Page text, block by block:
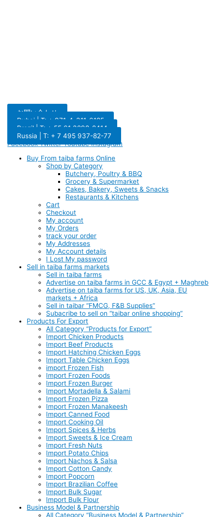
お問い合わせ
Dubai | T: + 971-4-311-6185
Brazil | T: + 55 61 3298-8414
Russia | T: + 7 495 937-82-77
Facebook Twitter Youtube Instagram
Buy From taiba farms Online
Shop by Category
Butchery, Poultry & BBQ
Grocery & Supermarket
Cakes, Bakery, Sweets & Snacks
Restaurants & Kitchens
Cart
Checkout
My account
My Orders
track your order
My Addresses
My Account details
I Lost My password
Sell in taiba farms markets
Sell in taiba farms
Advertise on taiba farms in GCC & Egypt + Maghreb
Advertise on taiba farms for US, UK, Asia, EU
markets + Africa
Sell in taibar “FMCG, F&B Supplies”
Subacribe to sell on “taibar online shopping”
Products For Export
All Category “Products for Export”
Import Chicken Products
Import Beef Products
Import Hatching Chicken Eggs
Import Table Chicken Eggs
import Frozen Fish
Import Frozen Foods
Import Frozen Burger
Import Mortadella & Salami
Import Frozen Pizza
Import Frozen Manakeesh
Import Canned Food
Import Cooking Oil
Import Spices & Herbs
Import Sweets & Ice Cream
Import Fresh Nuts
Import Potato Chips
Import Nachos & Salsa
Import Cotton Candy
Import Popcorn
Import Brazilian Coffee
Import Bulk Sugar
Import Bulk Flour
Business Model & Partnership
All Category “Business Model & Partnership”